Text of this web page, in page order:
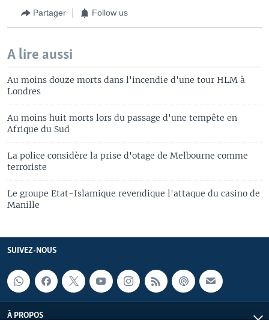
Partager Follow us
A lire aussi
Au moins douze morts dans l'incendie d'une tour HLM à
Londres
Au moins huit morts lors du passage d'une tempête en
Afrique du Sud
La police considère la prise d'otage de Melbourne comme
terroriste
Le groupe Etat-Islamique revendique l'attaque du casino de
Manille
SUIVEZ-NOUS
À PROPOS